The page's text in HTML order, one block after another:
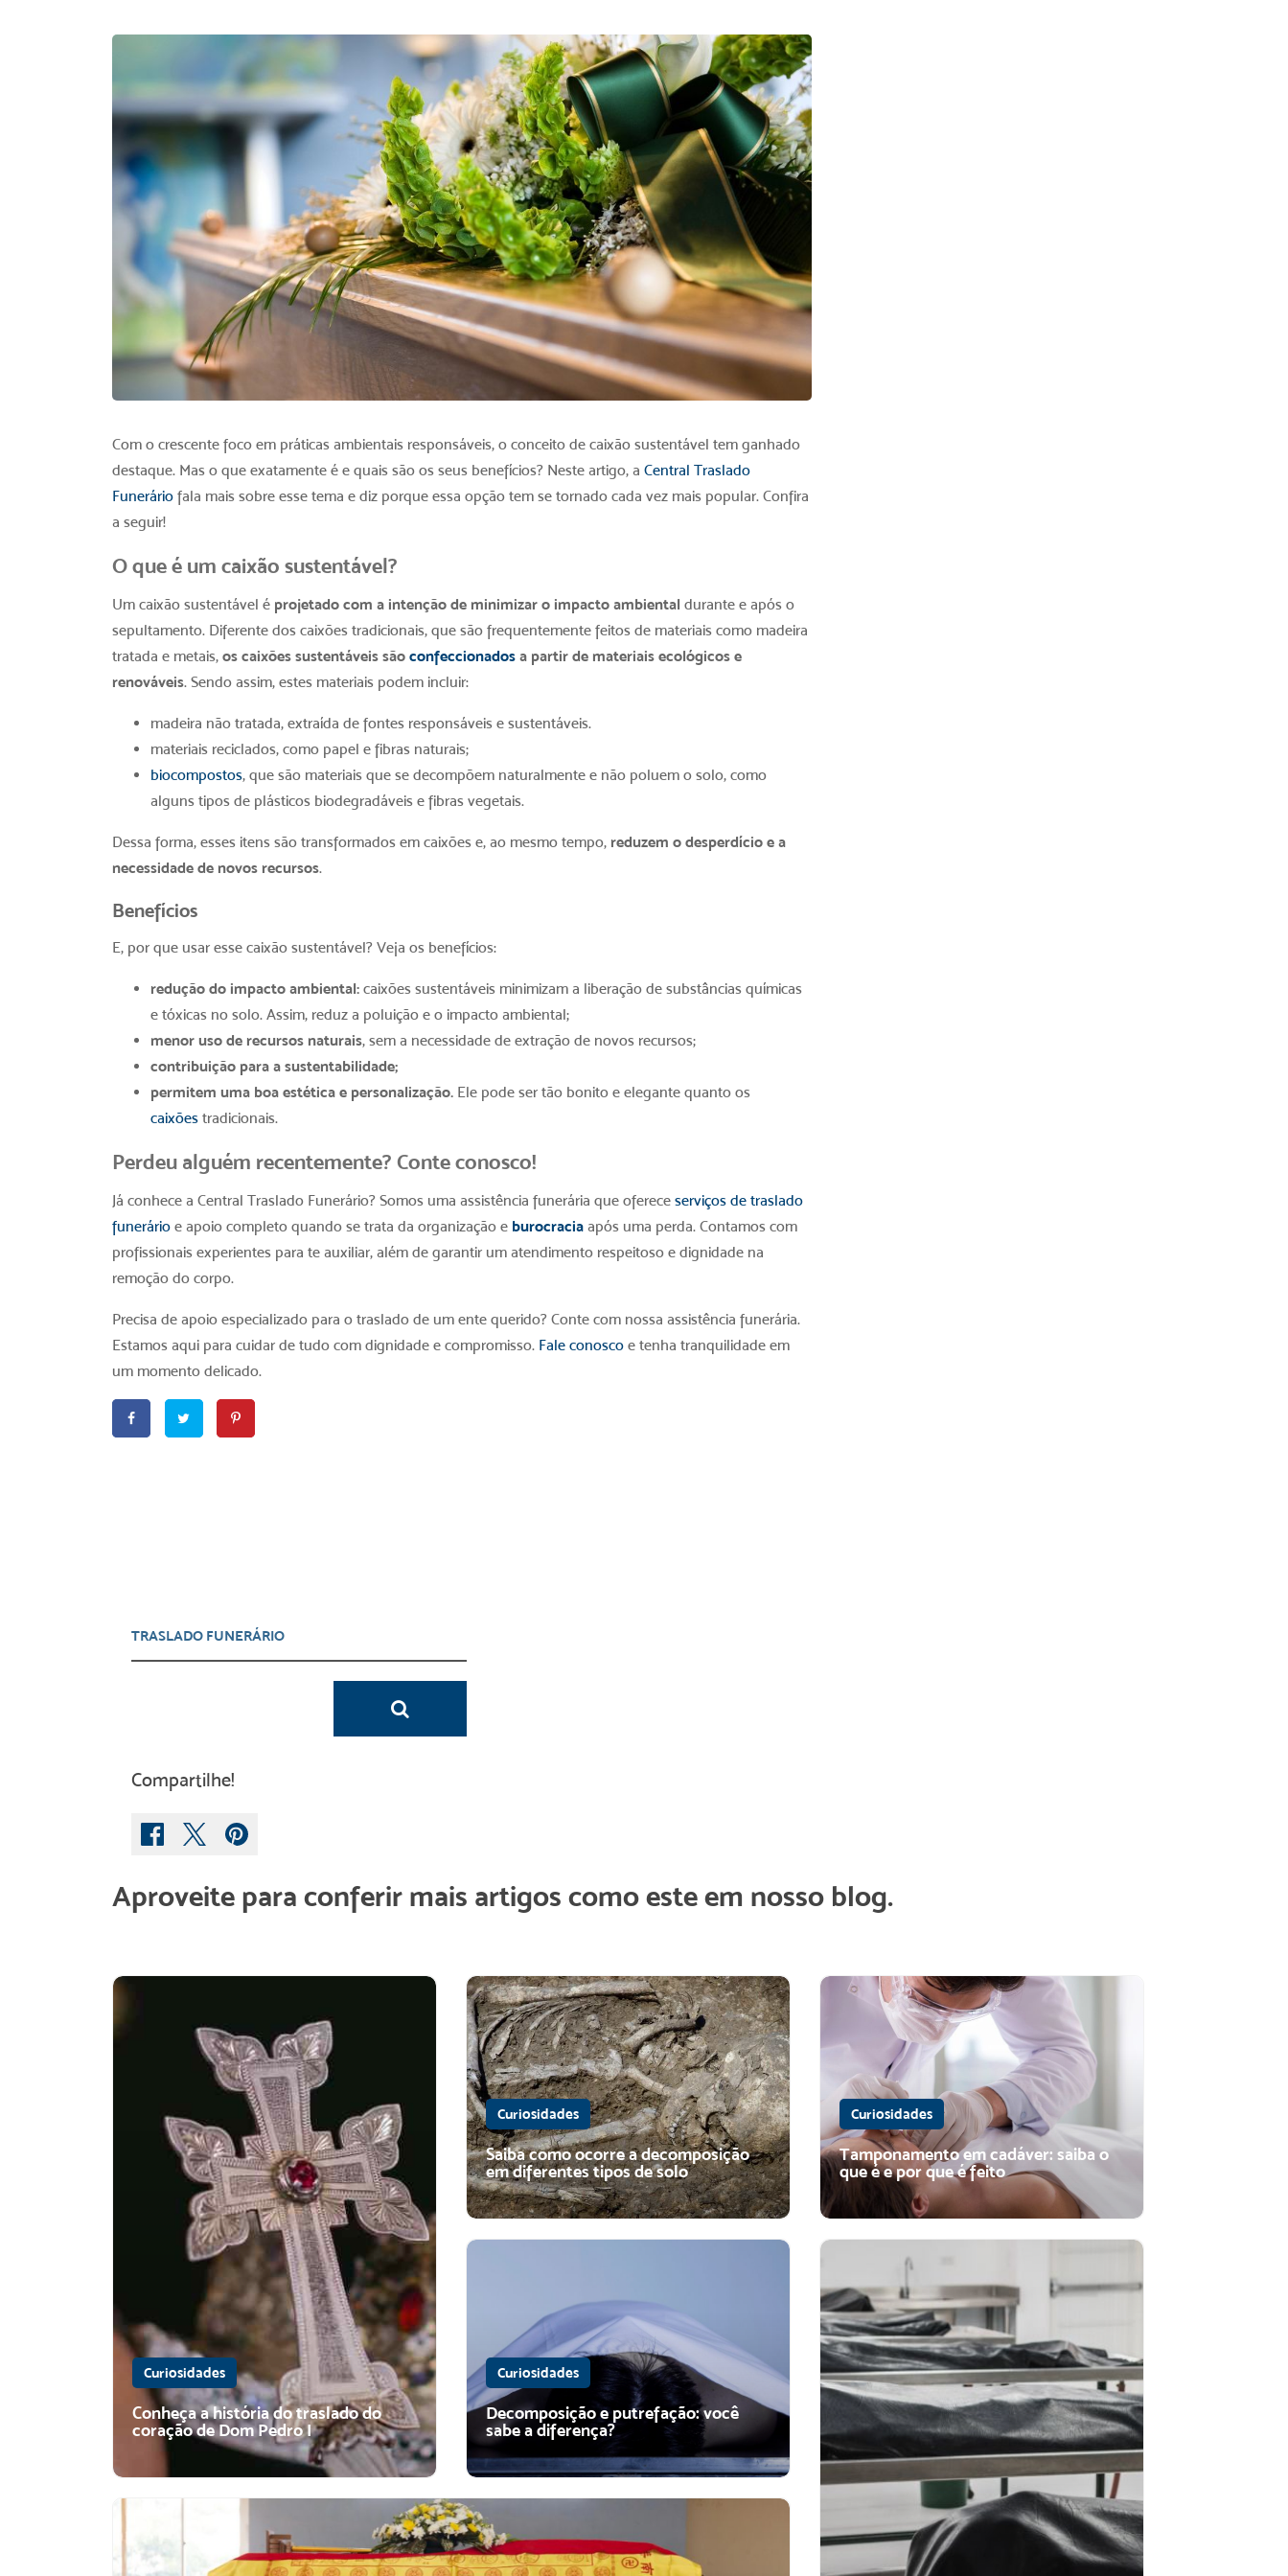
Com o crescente foco em práticas ambientais responsáveis, o conceito de caixão sustentável tem ganhado
destaque. Mas o que exatamente é e quais são os seus benefícios? Neste artigo, a Central Traslado
Funerário fala mais sobre esse tema e diz porque essa opção tem se tornado cada vez mais popular. Confira
a seguir!
O que é um caixão sustentável?
Um caixão sustentável é projetado com a intenção de minimizar o impacto ambiental durante e após o
sepultamento. Diferente dos caixões tradicionais, que são frequentemente feitos de materiais como madeira
tratada e metais, os caixões sustentáveis são confeccionados a partir de materiais ecológicos e
renováveis. Sendo assim, estes materiais podem incluir:
madeira não tratada, extraída de fontes responsáveis e sustentáveis.
materiais reciclados, como papel e fibras naturais;
biocompostos, que são materiais que se decompõem naturalmente e não poluem o solo, como
alguns tipos de plásticos biodegradáveis e fibras vegetais.
Dessa forma, esses itens são transformados em caixões e, ao mesmo tempo, reduzem o desperdício e a
necessidade de novos recursos.
Benefícios
E, por que usar esse caixão sustentável? Veja os benefícios:
redução do impacto ambiental: caixões sustentáveis minimizam a liberação de substâncias químicas
e tóxicas no solo. Assim, reduz a poluição e o impacto ambiental;
menor uso de recursos naturais, sem a necessidade de extração de novos recursos;
contribuição para a sustentabilidade;
permitem uma boa estética e personalização. Ele pode ser tão bonito e elegante quanto os
caixões tradicionais.
Perdeu alguém recentemente? Conte conosco!
Já conhece a Central Traslado Funerário? Somos uma assistência funerária que oferece serviços de traslado
funerário e apoio completo quando se trata da organização e burocracia após uma perda. Contamos com
profissionais experientes para te auxiliar, além de garantir um atendimento respeitoso e dignidade na
remoção do corpo.
Precisa de apoio especializado para o traslado de um ente querido? Conte com nossa assistência funerária.
Estamos aqui para cuidar de tudo com dignidade e compromisso. Fale conosco e tenha tranquilidade em
um momento delicado.
Compartilhe!
Aproveite para conferir mais artigos como este em nosso blog.
Curiosidades
Conheça a história do traslado do
coração de Dom Pedro I
Curiosidades
Saiba como ocorre a decomposição
em diferentes tipos de solo
Saiba como ocorre a
decomposição em diferentes tipos
Curiosidades
Decomposição e putrefação: você
sabe a diferença?
Curiosidades
Tamponamento em cadáver: saiba o
que é e por que é feito
Tamponamento em cadáver: saiba